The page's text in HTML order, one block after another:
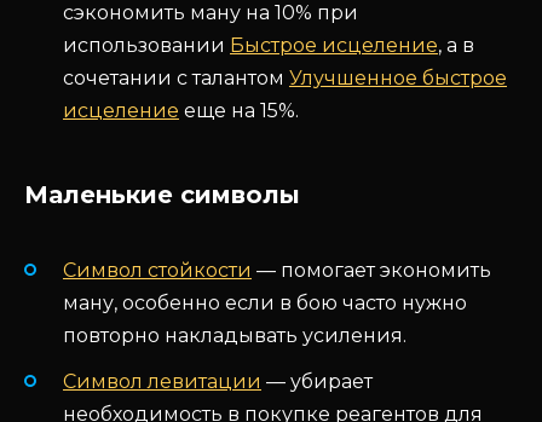
сэкономить ману на 10% при
использовании Быстрое исцеление, а в
сочетании с талантом Улучшенное быстрое
исцеление еще на 15%.
Маленькие символы
Символ стойкости — помогает экономить
ману, особенно если в бою часто нужно
повторно накладывать усиления.
Символ левитации — убирает
необходимость в покупке реагентов для